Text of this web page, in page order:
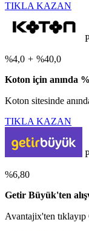
TIKLA KAZAN
%4,0 + %40,0
Koton için anında
Koton sitesinde
TIKLA KAZAN
%6,80
Getir Büyük'ten
Avantajix'ten